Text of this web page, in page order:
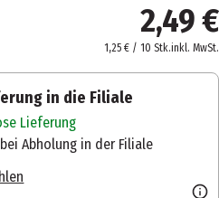
2,49 €
1,25 € / 10 Stk.inkl. MwSt.
in die Filiale
Lieferung
Abholung in der Filiale